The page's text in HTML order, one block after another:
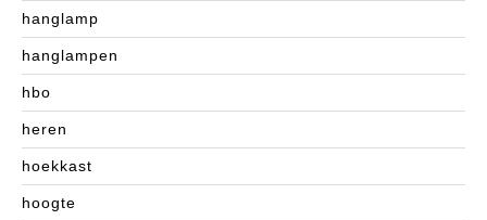
hanglamp
hanglampen
hbo
heren
hoekkast
hoogte